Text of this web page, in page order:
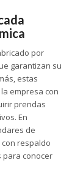
por
garantizan su
estas
empresa con
prendas
En
de
respaldo
para conocer